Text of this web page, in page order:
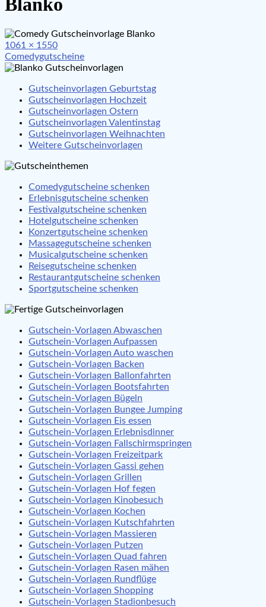
Blanko
Full
size
1061 × 1550
Beitragsnavigation
Comedygutscheine
Gutscheinvorlagen Geburtstag
Gutscheinvorlagen Hochzeit
Gutscheinvorlagen Ostern
Gutscheinvorlagen Valentinstag
Gutscheinvorlagen Weihnachten
Weitere Gutscheinvorlagen
Comedygutscheine schenken
Erlebnisgutscheine schenken
Festivalgutscheine schenken
Hotelgutscheine schenken
Konzertgutscheine schenken
Massagegutscheine schenken
Musicalgutscheine schenken
Reisegutscheine schenken
Restaurantgutscheine schenken
Sportgutscheine schenken
Gutschein-Vorlagen Abwaschen
Gutschein-Vorlagen Aufpassen
Gutschein-Vorlagen Auto waschen
Gutschein-Vorlagen Backen
Gutschein-Vorlagen Ballonfahrten
Gutschein-Vorlagen Bootsfahrten
Gutschein-Vorlagen Bügeln
Gutschein-Vorlagen Bungee Jumping
Gutschein-Vorlagen Eis essen
Gutschein-Vorlagen Erlebnisdinner
Gutschein-Vorlagen Fallschirmspringen
Gutschein-Vorlagen Freizeitpark
Gutschein-Vorlagen Gassi gehen
Gutschein-Vorlagen Grillen
Gutschein-Vorlagen Hof fegen
Gutschein-Vorlagen Kinobesuch
Gutschein-Vorlagen Kochen
Gutschein-Vorlagen Kutschfahrten
Gutschein-Vorlagen Massieren
Gutschein-Vorlagen Putzen
Gutschein-Vorlagen Quad fahren
Gutschein-Vorlagen Rasen mähen
Gutschein-Vorlagen Rundflüge
Gutschein-Vorlagen Shopping
Gutschein-Vorlagen Stadionbesuch